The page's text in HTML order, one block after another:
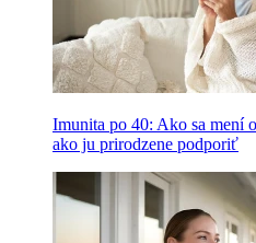
Imunita po 40: Ako sa mení
ako ju prirodzene podporiť